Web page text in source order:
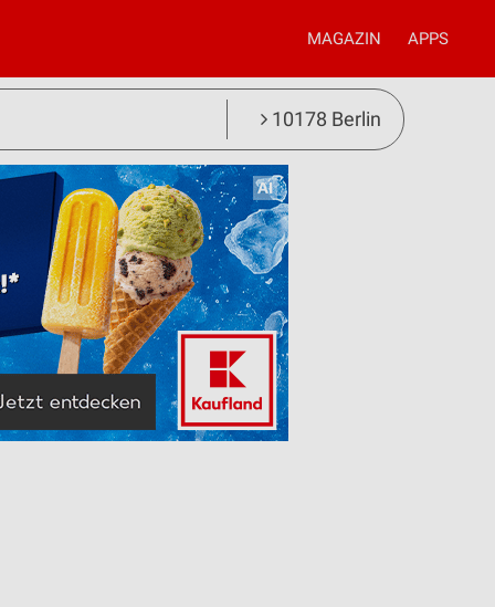
MAGAZIN APPS
10178 Berlin